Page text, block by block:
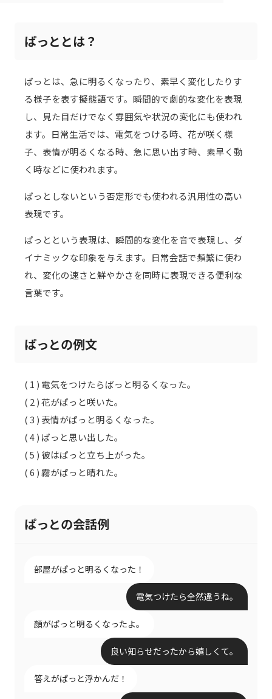
ぱっととは？
ぱっとは、急に明るくなったり、素早く変化したりす
る様子を表す擬態語です。瞬間的で劇的な変化を表現
し、見た目だけでなく雰囲気や状況の変化にも使われ
ます。日常生活では、電気をつける時、花が咲く様
子、表情が明るくなる時、急に思い出す時、素早く動
く時などに使われます。
ぱっとしないという否定形でも使われる汎用性の高い
表現です。
ぱっとという表現は、瞬間的な変化を音で表現し、ダ
イナミックな印象を与えます。日常会話で頻繁に使わ
れ、変化の速さと鮮やかさを同時に表現できる便利な
言葉です。
ぱっとの例文
( 1 ) 電気をつけたらぱっと明るくなった。
( 2 ) 花がぱっと咲いた。
( 3 ) 表情がぱっと明るくなった。
( 4 ) ぱっと思い出した。
( 5 ) 彼はぱっと立ち上がった。
( 6 ) 霧がぱっと晴れた。
ぱっとの会話例
部屋がぱっと明るくなった！
電気つけたら全然違うね。
顔がぱっと明るくなったよ。
良い知らせだったから嬉しくて。
答えがぱっと浮かんだ！